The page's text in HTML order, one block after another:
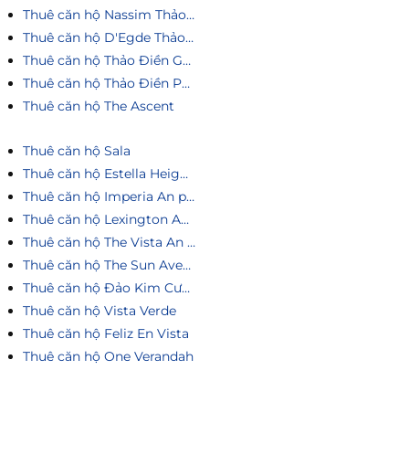
Thuê căn hộ Nassim Thảo Điền
Thuê căn hộ D'Egde Thảo Điền
Thuê căn hộ Thảo Điền Green
Thuê căn hộ Thảo Điền Pearl
Thuê căn hộ The Ascent
Thuê căn hộ Sala
Thuê căn hộ Estella Heights
Thuê căn hộ Imperia An phú
Thuê căn hộ Lexington An Phú
Thuê căn hộ The Vista An Phú
Thuê căn hộ The Sun Avenue
Thuê căn hộ Đảo Kim Cương
Thuê căn hộ Vista Verde
Thuê căn hộ Feliz En Vista
Thuê căn hộ One Verandah